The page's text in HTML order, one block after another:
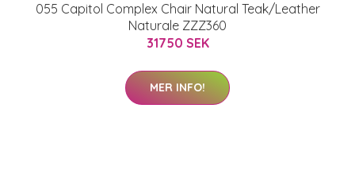
055 Capitol Complex Chair Natural Teak/Leather
Naturale ZZZ360
31750 SEK
MER INFO!